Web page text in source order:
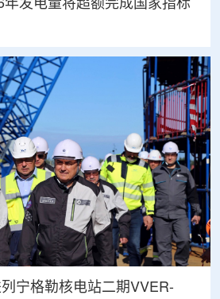
发电量将超额完成国家指标
宁格勒核电站二期VVER-